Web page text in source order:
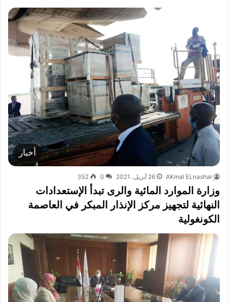
أخبار
26 أبريل، 2021 0
352
وزارة الموارد المائية والرى تبدأ الإستعدادات
النهائية لتجهيز مركز الإنذار المبكر في العاصمة
الكونغولية